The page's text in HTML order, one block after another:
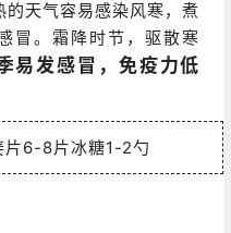
天气容易感染风寒，煮
冒。霜降时节，驱散寒
易发感冒，免疫力低
片6-8片冰糖1-2勺